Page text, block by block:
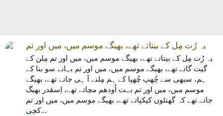
یہ رُت مِل کے بیتاتے تھے، بھیگے موسم میں، میں اور تم
یہ رُت مِل کے بیتاتے تھے، بھیگے موسم میں، میں اور تم مِلن کے
گیت گاتے تھے، بھیگے موسم میں، میں اور تم بہانے سو بنا کے
ہم، سبھی سے چُھپ چُھپا کے ہم مِلنے آ ہی جاتے تھے، بھیگے
موسم میں، میں اور تم بہت اُودھم مچاتے تھے، اِسقدر بھیگ
جاتے تھے کہ گھنٹوں کپکپاتے تھے، بھیگے موسم میں، میں اور تم
کچی...